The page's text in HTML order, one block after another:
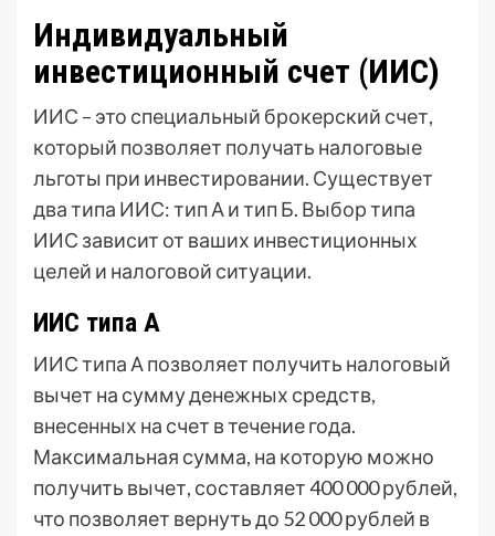
Индивидуальный
инвестиционный счет (ИИС)
ИИС – это специальный брокерский счет,
который позволяет получать налоговые
льготы при инвестировании. Существует
два типа ИИС: тип А и тип Б. Выбор типа
ИИС зависит от ваших инвестиционных
целей и налоговой ситуации.
ИИС типа А
ИИС типа А позволяет получить налоговый
вычет на сумму денежных средств,
внесенных на счет в течение года.
Максимальная сумма, на которую можно
получить вычет, составляет 400 000 рублей,
что позволяет вернуть до 52 000 рублей в